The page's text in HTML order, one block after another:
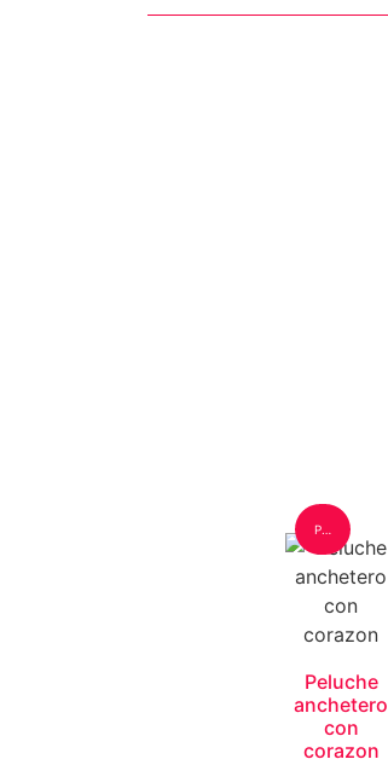
Peluche: Grande
Peluche
anchetero
con
corazon